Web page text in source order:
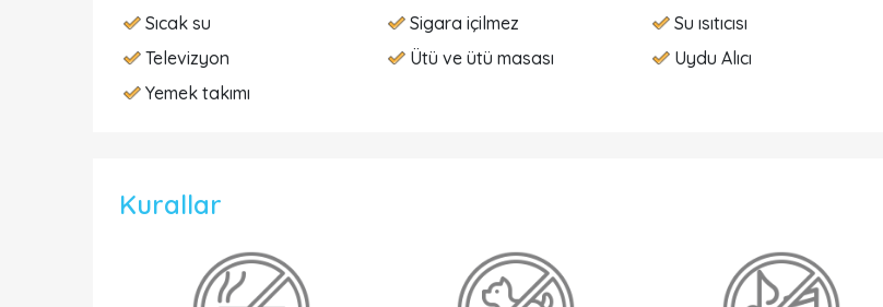
Sıcak su
Sigara içilmez
Su ısıtıcısı
Televizyon
Ütü ve ütü masası
Uydu Alıcı
Yemek takımı
Kurallar